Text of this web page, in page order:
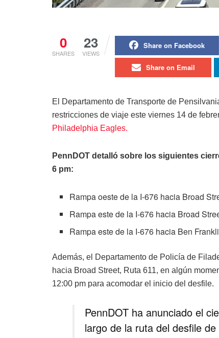
0
SHARES
23
VIEWS
Share on Facebook
Share on Email
El Departamento de Transporte de
restricciones de viaje este viernes 14 de
Philadelphia Eagles.
PennDOT detalló sobre los siguientes
6 pm:
Rampa oeste de la I-676 hacia Broad
Rampa este de la I-676 hacia Broad
Rampa este de la I-676 hacia Ben
Además, el Departamento de Policía de
hacia Broad Street, Ruta 611, en algún
12:00 pm para acomodar el inicio del desfile.
PennDOT ha anunciado el
largo de la ruta del desfile